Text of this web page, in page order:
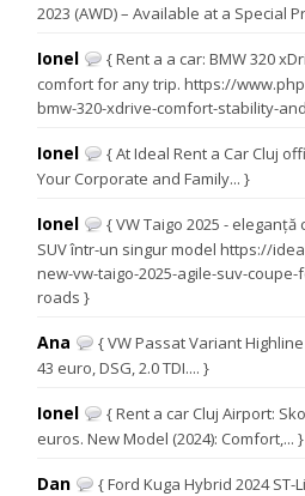
2023 (AWD) – Available at a Special
Ionel
{ Rent a a car: BMW 320
comfort for any trip. https://
bmw-320-xdrive-comfort-stability-
Ionel
{ At Ideal Rent a Car Cluj
Your Corporate and Family... }
Ionel
{ VW Taigo 2025 -
SUV într-un singur model https://
new-vw-taigo-2025-agile-suv-
roads }
Ana
{ VW Passat Variant
43 euro, DSG, 2.0 TDI.... }
Ionel
{ Rent a car Cluj Airport:
euros. New Model (2024): Comfort,... }
Dan
{ Ford Kuga Hybrid 2024 ST-